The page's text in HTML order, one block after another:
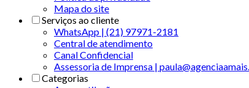
Mapa do site
Serviços ao cliente
WhatsApp | (21) 97971-2181
Central de atendimento
Canal Confidencial
Assessoria de Imprensa |
Categorias